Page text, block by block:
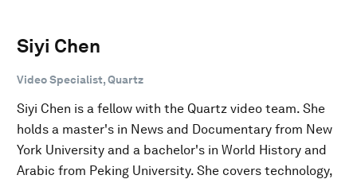
Siyi Chen
Video Specialist, Quartz
Siyi Chen is a fellow with the Quartz video team. She
holds a master's in News and Documentary from New
York University and a bachelor's in World History and
Arabic from Peking University. She covers technology,